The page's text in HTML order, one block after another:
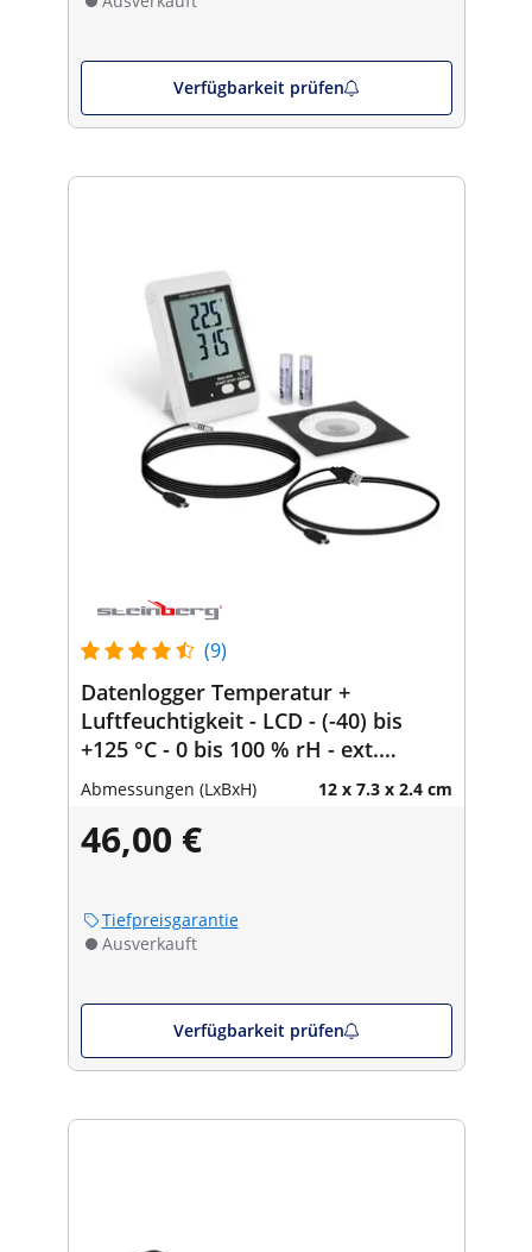
Verfügbarkeit prüfen
(9)
Datenlogger Temperatur +
Luftfeuchtigkeit - LCD - (-40) bis
+125 °C - 0 bis 100 % rH - ext.
Sensor
Abmessungen (LxBxH) 12 x 7.3 x 2.4 cm
46,00 €
Tiefpreisgarantie
Ausverkauft
Verfügbarkeit prüfen